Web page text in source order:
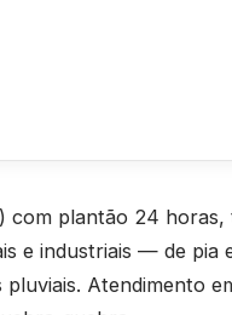
com plantão 24 horas,
e industriais — de pia
Atendimento